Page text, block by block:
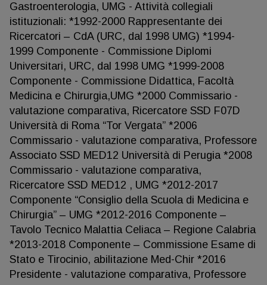
Gastroenterologia, UMG - Attività collegiali
istituzionali: *1992-2000 Rappresentante dei
Ricercatori – CdA (URC, dal 1998 UMG) *1994-
1999 Componente - Commissione Diplomi
Universitari, URC, dal 1998 UMG *1999-2008
Componente - Commissione Didattica, Facoltà
Medicina e Chirurgia,UMG *2000 Commissario -
valutazione comparativa, Ricercatore SSD F07D
Università di Roma “Tor Vergata” *2006
Commissario - valutazione comparativa, Professore
Associato SSD MED12 Università di Perugia *2008
Commissario - valutazione comparativa,
Ricercatore SSD MED12 , UMG *2012-2017
Componente “Consiglio della Scuola di Medicina e
Chirurgia” – UMG *2012-2016 Componente –
Tavolo Tecnico Malattia Celiaca – Regione Calabria
*2013-2018 Componente – Commissione Esame di
Stato e Tirocinio, abilitazione Med-Chir *2016
Presidente - valutazione comparativa, Professore